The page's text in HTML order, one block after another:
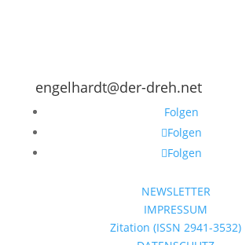
engelhardt@der-dreh.net
Folgen
Folgen
Folgen
NEWSLETTER
IMPRESSUM
Zitation (ISSN 2941-3532)